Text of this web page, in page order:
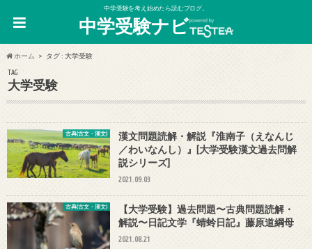
中学受験を考え始めたら読むブログ。
中学受験ナビ
ホーム タグ : 大学受験
TAG
大学受験
古典(古文・漢文)
漢文問題読解・解説『淮南子（えなんじ
／わいなんし）』[大学受験漢文過去問解
説シリーズ]
2021.09.03
古典(古文・漢文)
【大学受験】過去問題〜古典問題読解・
解説〜日記文学『蜻蛉日記』藤原道綱母
2021.08.21